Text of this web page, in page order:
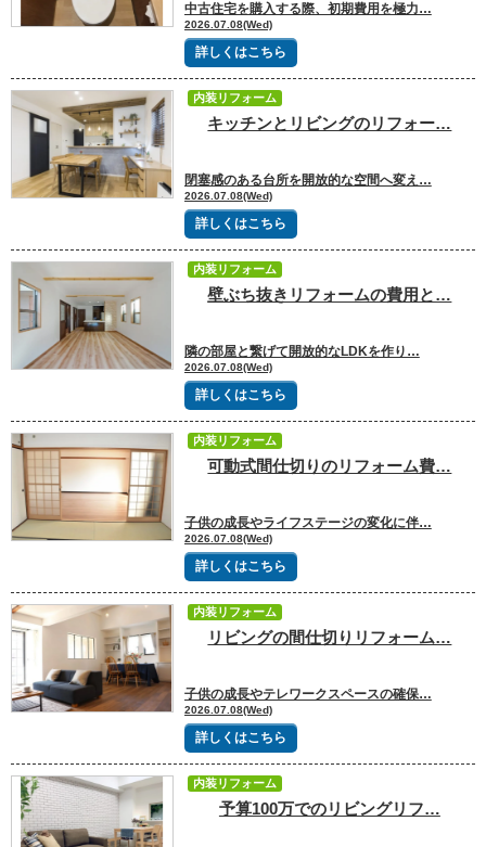
中古住宅を購入する際、初期費用を極力…
2026.07.08(Wed)
詳しくはこちら
キッチンとリビングのリフォー…
閉塞感のある台所を開放的な空間へ変え…
2026.07.08(Wed)
詳しくはこちら
内装リフォーム
壁ぶち抜きリフォームの費用と…
隣の部屋と繋げて開放的なLDKを作り…
2026.07.08(Wed)
詳しくはこちら
内装リフォーム
可動式間仕切りのリフォーム費…
子供の成長やライフステージの変化に伴…
2026.07.08(Wed)
詳しくはこちら
内装リフォーム
リビングの間仕切りリフォーム…
子供の成長やテレワークスペースの確保…
2026.07.08(Wed)
詳しくはこちら
内装リフォーム
予算100万でのリビングリフ…
内装リフォーム